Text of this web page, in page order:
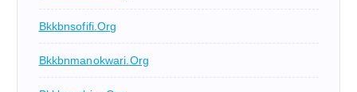
Bkkbnsofifi.org
Bkkbnmanokwari.org